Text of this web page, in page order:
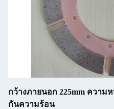
กว้างภายนอก 225mm ความห
กันความร้อน